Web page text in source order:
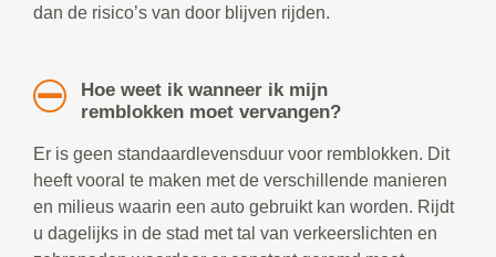
dan de risico’s van door blijven rijden.
Hoe weet ik wanneer ik mijn
remblokken moet vervangen?
Er is geen standaardlevensduur voor remblokken. Dit
heeft vooral te maken met de verschillende manieren
en milieus waarin een auto gebruikt kan worden. Rijdt
u dagelijks in de stad met tal van verkeerslichten en